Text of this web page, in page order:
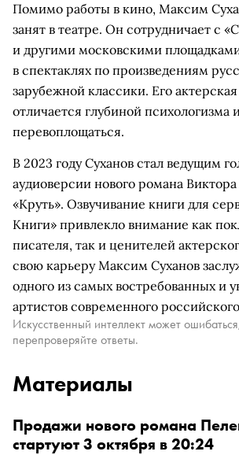
Помимо работы в кино, Максим
занят в театре. Он сотрудничает с
и другими московскими
в спектаклях по произведениям
зарубежной классики. Его
отличается глубиной психологизма
перевоплощаться.
В 2023 году Суханов стал ведущим
аудиоверсии нового романа
«Круть». Озвучивание книги для
Книги» привлекло внимание как
писателя, так и ценителей
свою карьеру Максим Суханов
одного из самых востребованных и
артистов современного
Искусственный интеллект может
перепроверяйте ответы.
Материалы
Продажи нового романа
стартуют 3 октября в 20:24